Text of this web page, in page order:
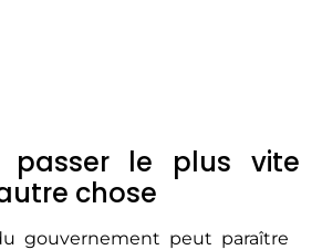
passer le plus vite
chose
gouvernement peut paraître